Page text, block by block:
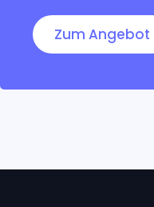
Zum Angebot